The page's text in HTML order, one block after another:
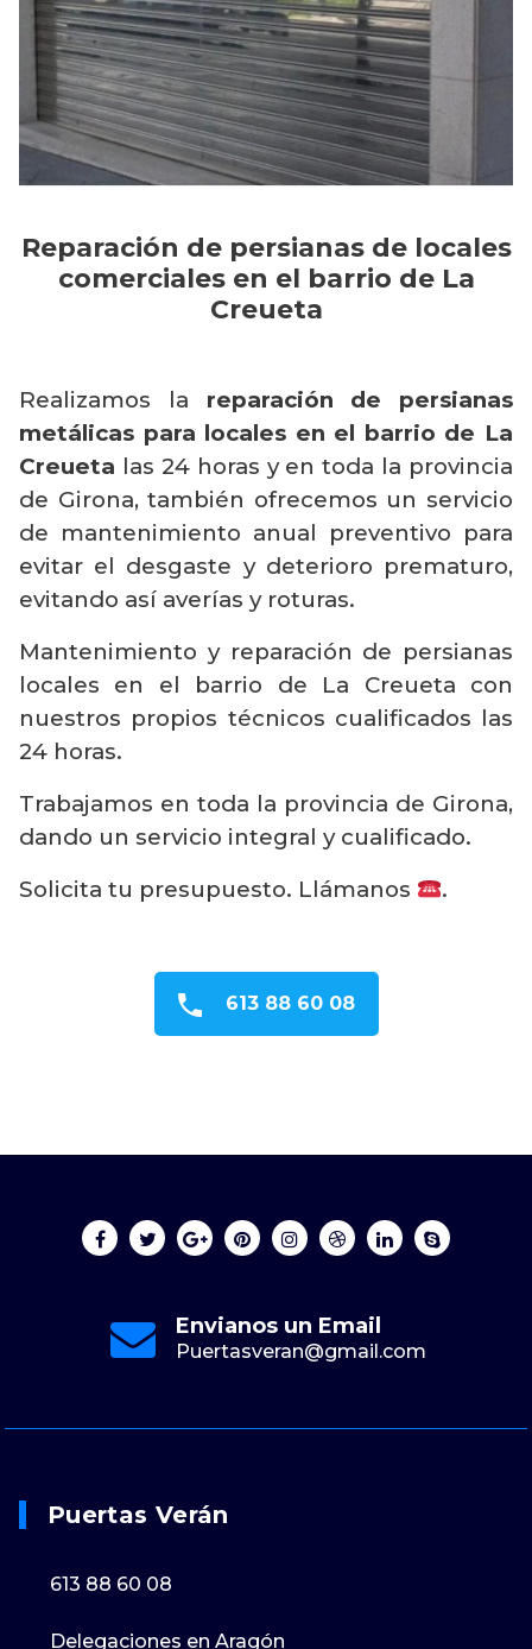
Reparación de persianas de locales
comerciales en el barrio de La
Creueta
Realizamos la reparación de persianas
metálicas para locales en el barrio de La
Creueta las 24 horas y en toda la provincia
de Girona, también ofrecemos un servicio
de mantenimiento anual preventivo para
evitar el desgaste y deterioro prematuro,
evitando así averías y roturas.
Mantenimiento y reparación de persianas
locales en el barrio de La Creueta con
nuestros propios técnicos cualificados las
24 horas.
Trabajamos en toda la provincia de Girona,
dando un servicio integral y cualificado.
Solicita tu presupuesto. Llámanos
.
613 88 60 08
Envianos un Email
Puertasveran@gmail.com
Puertas Verán
613 88 60 08
Delegaciones en Aragón